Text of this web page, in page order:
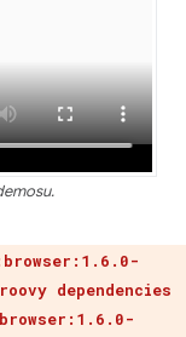
dependencies